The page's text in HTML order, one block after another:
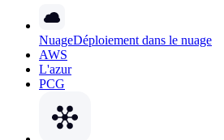
NuageDéploiement dans le nuage
AWS
L'azur
PCG